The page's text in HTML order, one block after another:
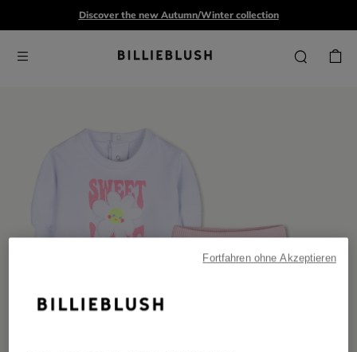
Discover the new Autumn/Winter collection
Fortfahren ohne Akzeptieren